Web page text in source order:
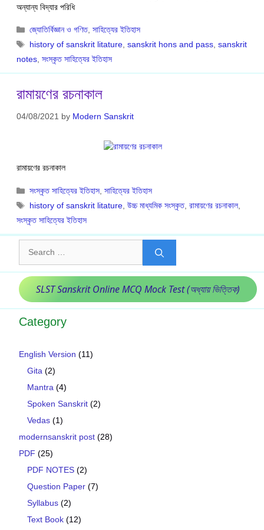
অন্যান্য বিদ্যার পরিধি
Categories
জ্যোতির্বিজ্ঞান ও গণিত,সাহিত্যের ইতিহাস
Tags
history of sanskrit litature ,sanskrit hons and pass ,sanskrit
notes সংস্কৃত সাহিত্যের ইতিহাস
রামায়ণের রচনাকাল
04/08/2021 by Modern Sanskrit
রামায়ণের রচনাকাল
Categories
সংস্কৃত সাহিত্যের ইতিহাস ,সাহিত্যের ইতিহাস
Tags
history of sanskrit litature ,উচ্চ মাধ্যমিক সংস্কৃত,রামায়ণের রচনাকাল
সংস্কৃত সাহিত্যের ইতিহাস
for:
SLST Sanskrit Online MCQ Mock Test (অধ্যায় ভিত্তিক)
Category
English Version (11)
Gita (2)
Mantra (4)
Spoken Sanskrit (2)
Vedas (1)
modernsanskrit post (28)
PDF (25)
PDF NOTES (2)
Question Paper (7)
Syllabus (2)
Text Book (12)